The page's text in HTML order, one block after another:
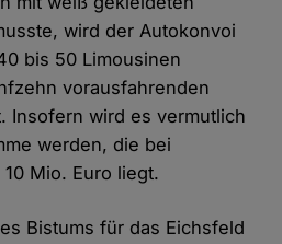
wird der Autokonvoi
bis 50 Limousinen
vorausfahrenden
Insofern wird es vermutlich
werden, die bei
Mio. Euro liegt.
Bistums für das Eichsfeld